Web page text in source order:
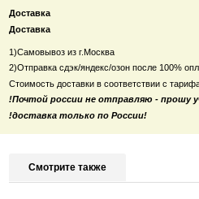
Доставка
Доставка
1)Самовывоз из г.Москва
2)Отправка сдэк/яндекс/озон после 100%
Стоимость доставки в соответствии с
!Почтой россии не отправляю - прошу
!доставка только по России!
Смотрите также